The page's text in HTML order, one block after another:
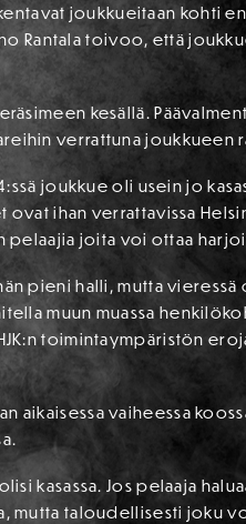
joukkueitaan kohti
Rantala toivoo, että
kesällä.
verrattuna joukkueen
joukkue oli usein jo
ihan verrattavissa
pelaajia joita voi ottaa
pieni halli, mutta
muun muassa
toimintaympäristön
aikaisessa vaiheessa
kasassa. Jos pelaaja
mutta taloudellisesti joku